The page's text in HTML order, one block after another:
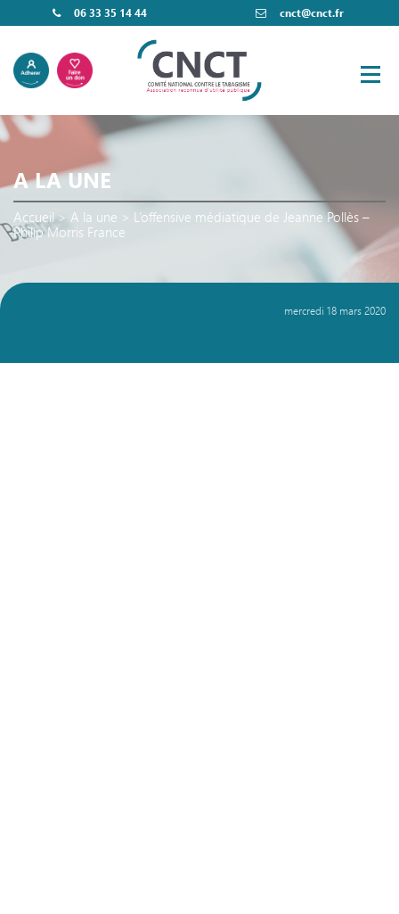
06 33 35 14 44 cnct@cnct.fr
A LA UNE
Accueil> A la une > L’offensive médiatique de Jeanne Pollès –
Philip Morris France
mercredi 18 mars 2020